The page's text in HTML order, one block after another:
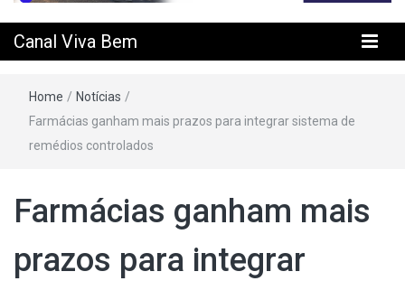
Canal Viva Bem
Home / Notícias /
Farmácias ganham mais prazos para integrar sistema de
remédios controlados
Farmácias ganham mais
prazos para integrar